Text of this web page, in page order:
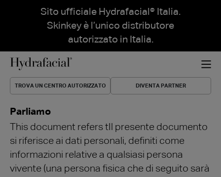
Sito ufficiale Hydrafacial® Italia.
Skinkey è l’unico distributore
autorizzato in Italia.
TROVA UN CENTRO AUTORIZZATO DIVENTA PARTNER
Parliamo
This document refers tIl presente documento
si riferisce ai dati personali, definiti come
informazioni relative a qualsiasi persona
vivente (una persona fisica che di seguito sarà